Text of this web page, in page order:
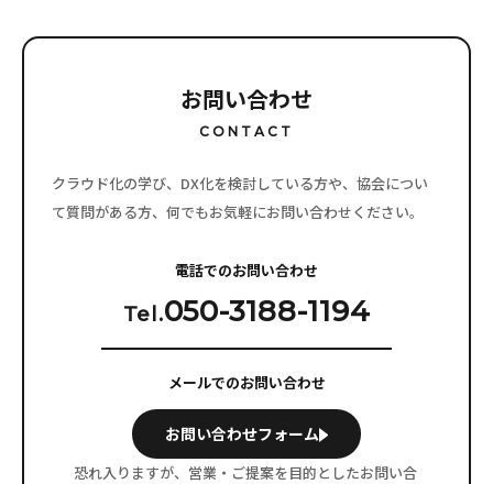
お問い合わせ
CONTACT
クラウド化の学び、DX化を検討している方や、協会につい
て質問がある方、 何でもお気軽にお問い合わせください。
電話でのお問い合わせ
Tel.050-3188-1194
メールでのお問い合わせ
お問い合わせフォーム
恐れ入りますが、営業・ご提案を目的としたお問い合